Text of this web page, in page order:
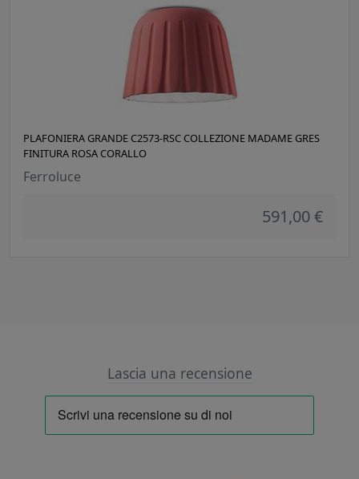
PLAFONIERA GRANDE C2573-RSC COLLEZIONE MADAME GRES
FINITURA ROSA CORALLO
Ferroluce
591,00 €
Lascia una recensione